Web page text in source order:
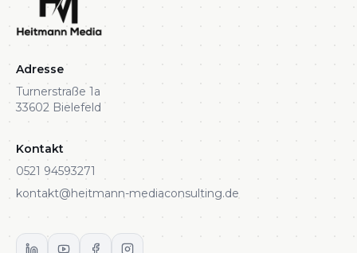
Adresse
Turnerstraße 1a
33602 Bielefeld
Kontakt
0521 94593271
kontakt@heitmann-mediaconsulting.de